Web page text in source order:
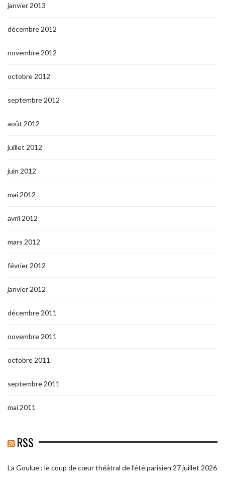
janvier 2013
décembre 2012
novembre 2012
octobre 2012
septembre 2012
août 2012
juillet 2012
juin 2012
mai 2012
avril 2012
mars 2012
février 2012
janvier 2012
décembre 2011
novembre 2011
octobre 2011
septembre 2011
mai 2011
RSS
La Goulue : le coup de cœur théâtral de l’été parisien 27 juillet 2026